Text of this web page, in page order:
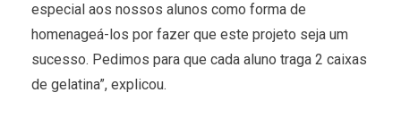
especial aos nossos alunos como forma de
homenageá-los por fazer que este projeto seja um
sucesso. Pedimos para que cada aluno traga 2 caixas
de gelatina”, explicou.